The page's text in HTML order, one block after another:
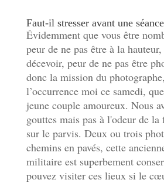
Faut-il stresser avant une
Évidemment que vous être
peur de ne pas être à la
décevoir, peur de ne pas être
donc la mission du
l’occurrence moi ce samedi,
jeune couple amoureux. Nous
gouttes mais pas à l'odeur de
sur le parvis. Deux ou trois
chemins en pavés, cette
militaire est superbement
pouvez visiter ces lieux si le